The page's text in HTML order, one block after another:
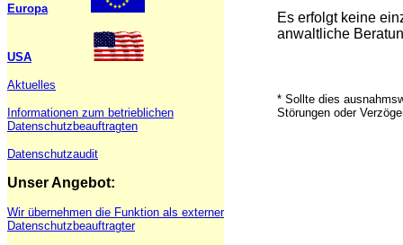
Europa
USA
Aktuelles
Informationen zum betrieblichen
Datenschutzbeauftragten
Datenschutzaudit
Unser Angebot:
Wir übernehmen die Funktion als externer
Datenschutzbeauftragter
Es erfolgt keine
anwaltliche
* Sollte dies
Störungen oder